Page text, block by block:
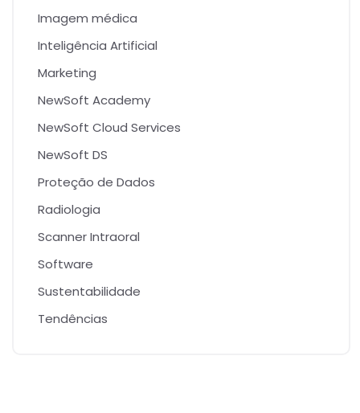
Imagem médica
Inteligência Artificial
Marketing
NewSoft Academy
NewSoft Cloud Services
NewSoft DS
Proteção de Dados
Radiologia
Scanner Intraoral
Software
Sustentabilidade
Tendências